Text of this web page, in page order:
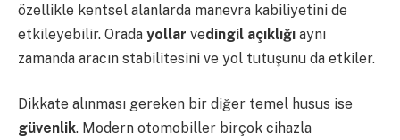
özellikle kentsel alanlarda manevra kabiliyetini de
etkileyebilir. Orada yollar vedingil açıklığı aynı
zamanda aracın stabilitesini ve yol tutuşunu da etkiler.
Dikkate alınması gereken bir diğer temel husus ise
güvenlik. Modern otomobiller birçok cihazla